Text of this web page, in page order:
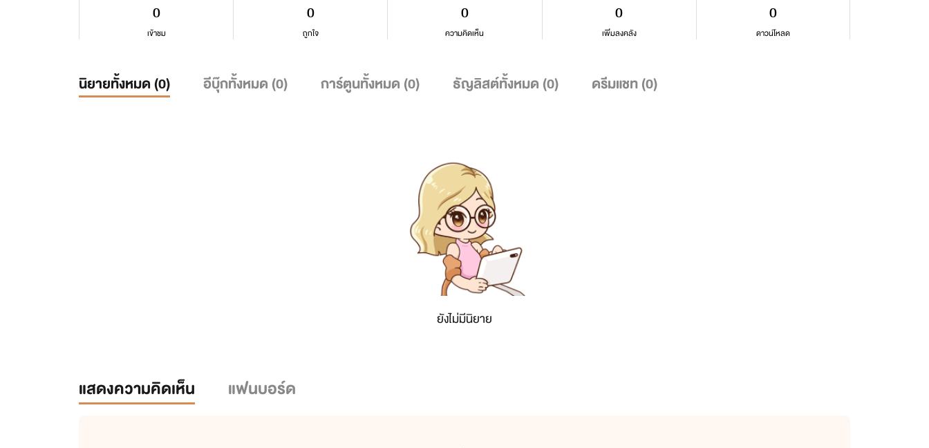
0
เข้าชม
0
เพิ่มลงคลัง
0
ถูกใจ
0
ดาวน์โหลด
0
ความคิดเห็น
นิยายทั้งหมด (0) อีบุ๊กทั้งหมด (0) การ์ตูนทั้งหมด (0) ธัญลิสต์ทั้งหมด (0) ดรีมแชท (0)
ยังไม่มีนิยาย
แสดงความคิดเห็น แฟนบอร์ด